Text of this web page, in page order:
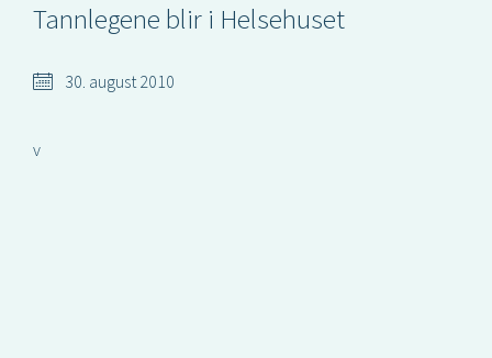
Tannlegene blir i Helsehuset
30. august 2010
v